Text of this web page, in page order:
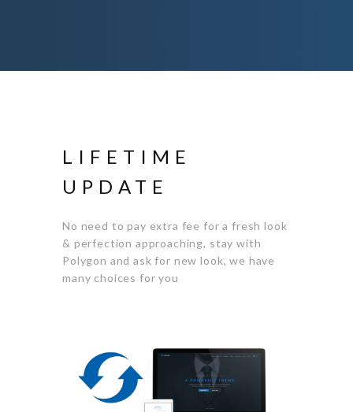
LIFETIME
UPDATE
No need to pay extra fee for a fresh look
& perfection approaching, stay with
Polygon and ask for new look, we have
many choices for you